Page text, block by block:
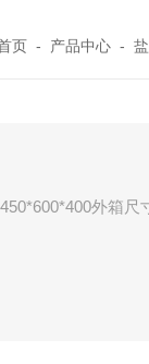
页 - 产品中心 -
外箱尺